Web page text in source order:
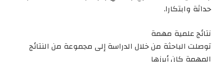
حداثة وابتكارا.
نتائج علمية مهمة
توصلت الباحثة من خلال الدراسة إلى مجموعة من النتائج
المهمة كان أبرزها